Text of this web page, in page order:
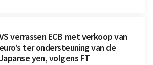
verrassen ECB met verkoop van
euro’s ter ondersteuning van de
yen, volgens FT